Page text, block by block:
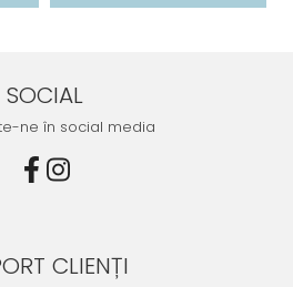
SOCIAL
ne în social media
CLIENȚI